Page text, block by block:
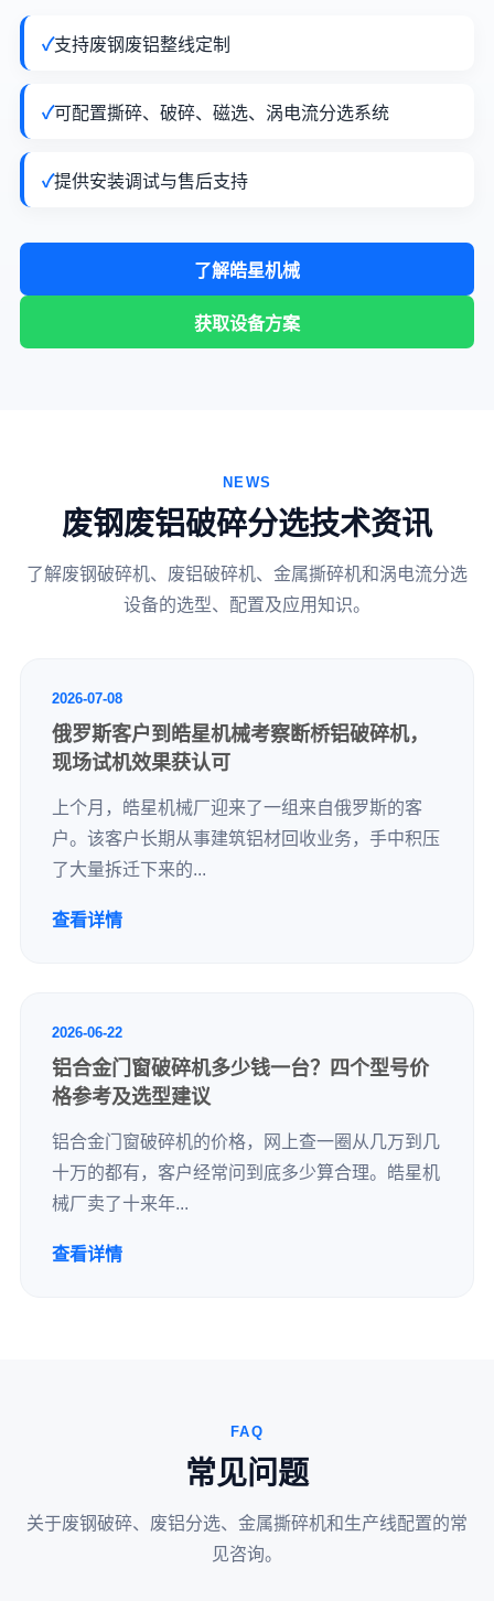
✓支持废钢废铝整线定制
✓可配置撕碎、破碎、磁选、涡电流分选系统
✓提供安装调试与售后支持
了解皓星机械
获取设备方案
NEWS
废钢废铝破碎分选技术资讯
了解废钢破碎机、废铝破碎机、金属撕碎机和涡电流分选
设备的选型、配置及应用知识。
2026-07-08
俄罗斯客户到皓星机械考察断桥铝破碎机，
现场试机效果获认可
上个月，皓星机械厂迎来了一组来自俄罗斯的客
户。该客户长期从事建筑铝材回收业务，手中积压
了大量拆迁下来的...
查看详情
2026-06-22
铝合金门窗破碎机多少钱一台？四个型号价
格参考及选型建议
铝合金门窗破碎机的价格，网上查一圈从几万到几
十万的都有，客户经常问到底多少算合理。皓星机
械厂卖了十来年...
查看详情
FAQ
常见问题
关于废钢破碎、废铝分选、金属撕碎机和生产线配置的常
见咨询。